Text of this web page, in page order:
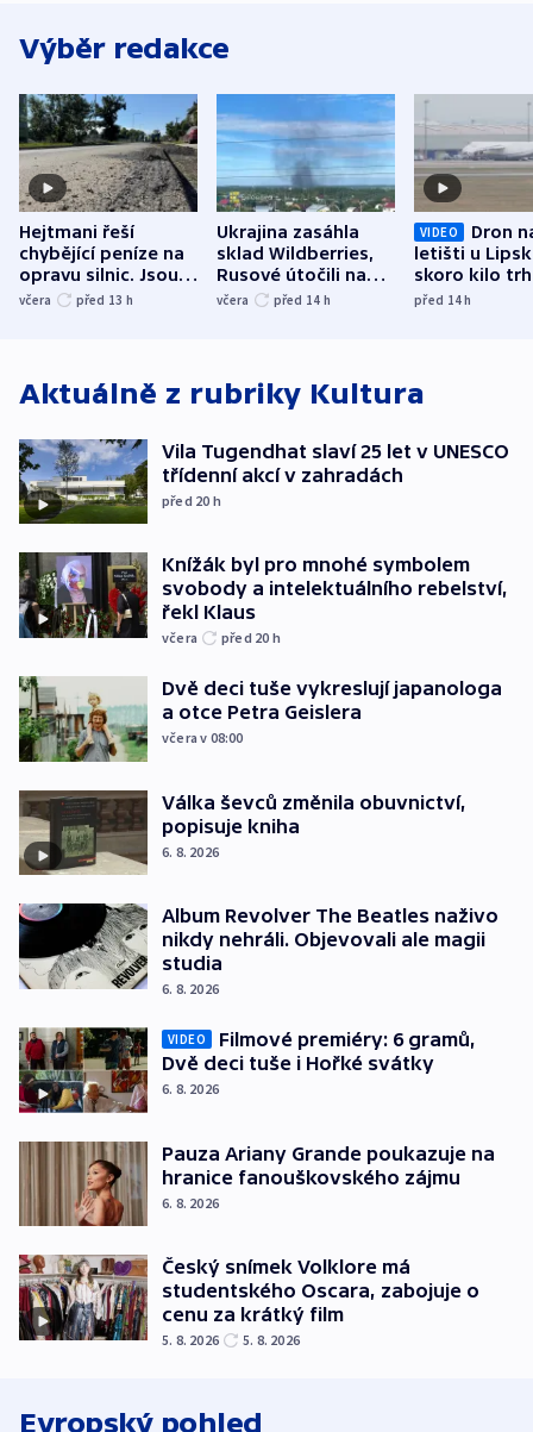
Výběr redakce
Hejtmani řeší
chybějící peníze na
opravu silnic. Jsou
nenárokové, namítá
včera před 13 h
Ukrajina zasáhla
sklad Wildberries,
Rusové útočili na
trh, hasiče či
včera před 14 h
VIDEO
Dron
letišti u
skoro kilo
indicie
před 14h
Aktuálně z rubriky Kultura
Vila Tugendhat slaví 25 let v UNESCO
třídenní akcí v zahradách
před 20 h
Knížák byl pro mnohé symbolem
svobody a intelektuálního rebelství,
řekl Klaus
včera před 20 h
Dvě deci tuše vykreslují japanologa
a otce Petra Geislera
včera v 08:00
Válka ševců změnila obuvnictví,
popisuje kniha
6. 8. 2026
Album Revolver The Beatles naživo
nikdy nehráli. Objevovali ale magii
studia
6. 8. 2026
VIDEO
Filmové premiéry: 6 gramů,
Dvě deci tuše i Hořké svátky
6. 8. 2026
Pauza Ariany Grande poukazuje na
hranice fanouškovského zájmu
6. 8. 2026
Český snímek Volklore má
studentského Oscara, zabojuje o
cenu za krátký film
5. 8. 2026 5. 8. 2026
Evropský pohled